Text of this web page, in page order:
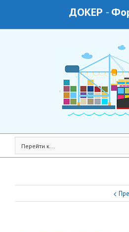
ДОКЕР -
Перейти к...